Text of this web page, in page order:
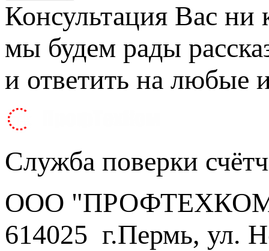
Консультация Вас ни
мы будем рады
и ответить на любые
Служба поверки
ООО
614025 г.Пермь, ул.